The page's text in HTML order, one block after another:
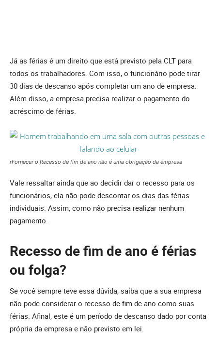
Já as férias é um direito que está previsto pela CLT para
todos os trabalhadores. Com isso, o funcionário pode tirar
30 dias de descanso após completar um ano de empresa.
Além disso, a empresa precisa realizar o pagamento do
acréscimo de férias.
rFornecer o Recesso de fim de ano não é uma obrigação da empresa
Vale ressaltar ainda que ao decidir dar o recesso para os
funcionários, ela não pode descontar os dias das férias
individuais. Assim, como não precisa realizar nenhum
pagamento.
Recesso de fim de ano é férias
ou folga?
Se você sempre teve essa dúvida, saiba que a sua empresa
não pode considerar o recesso de fim de ano como suas
férias. Afinal, este é um período de descanso dado por conta
própria da empresa e não previsto em lei.